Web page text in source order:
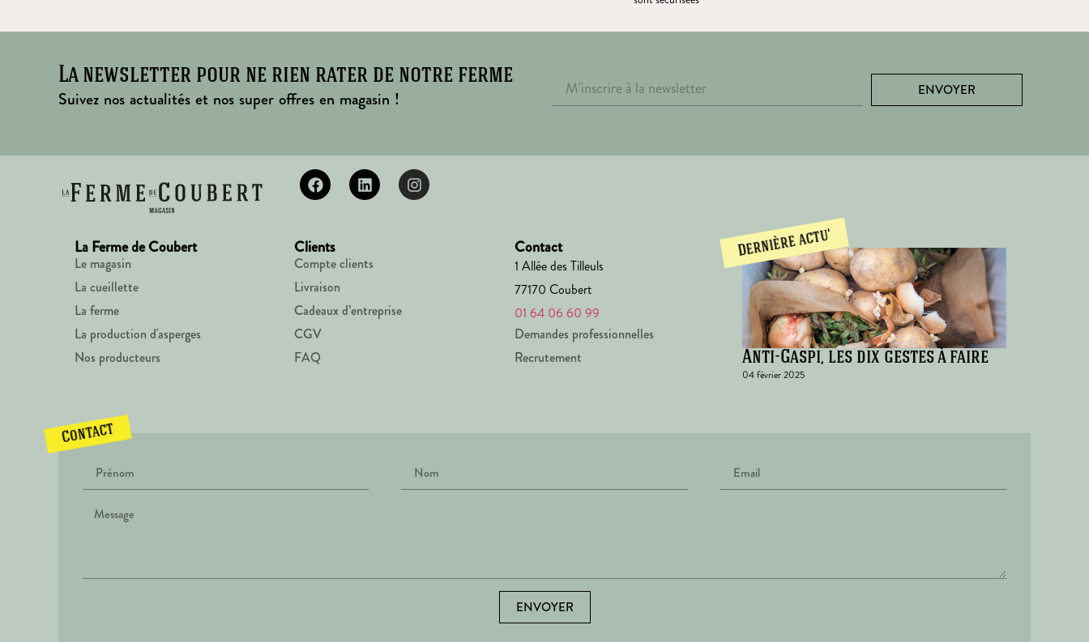
La newsletter pour ne rien rater de notre ferme
Suivez nos actualités et nos super offres en magasin !
ENVOYER
La Ferme de Coubert
Le magasin
La cueillette
La ferme
La production d'asperges
Nos producteurs
Clients
Compte clients
Livraison
Cadeaux d’entreprise
CGV
FAQ
Contact
1 Allée des Tilleuls
77170 Coubert
01 64 06 60 99
Demandes professionnelles
Recrutement
Anti-Gaspi, les dix gestes à faire
04 février 2025
Dernière actu'
Contact
ENVOYER